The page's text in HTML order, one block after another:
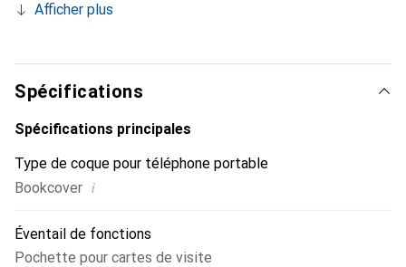
smartphone. La marque Noreve est reconnue
constitue toujours un bon choix pour le client exigeant.
Afficher plus
Spécifications
Spécifications principales
Type de coque pour téléphone portable
Bookcover i
Éventail de fonctions
Pochette pour cartes de visite